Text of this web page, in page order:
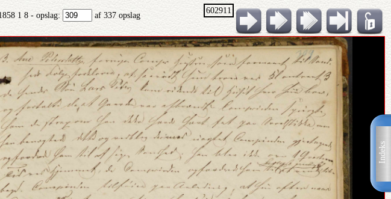
Indeks
602911
1 8 - opslag: af 337 opslag